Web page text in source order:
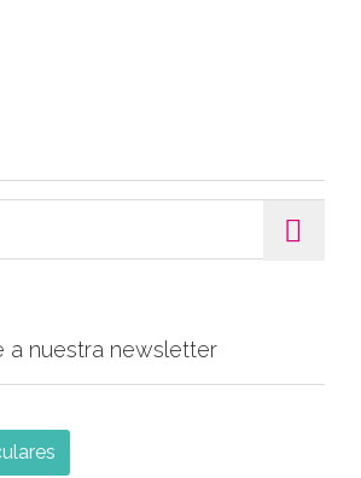
a nuestra newsletter